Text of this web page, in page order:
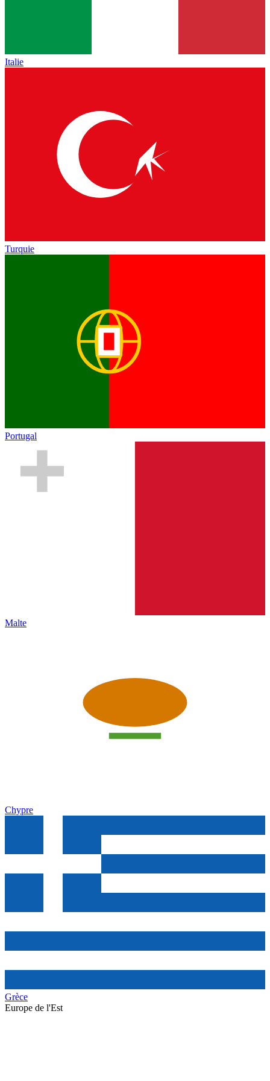
Italie
Turquie
Portugal
Malte
Chypre
Grèce
Europe de l'Est